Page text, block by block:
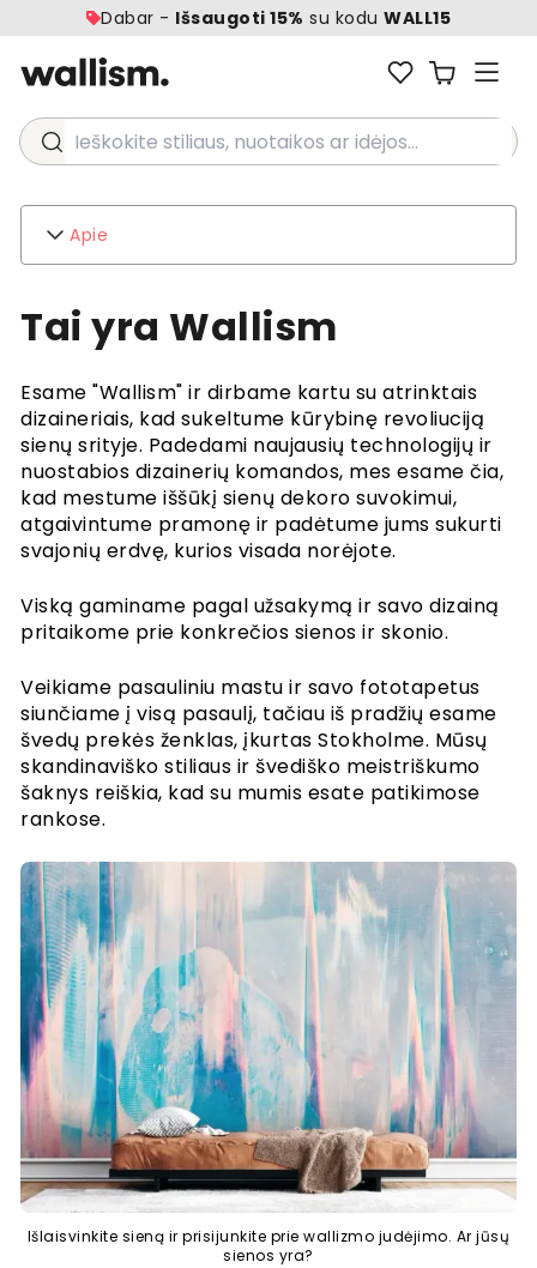
Dabar - Išsaugoti 15% su kodu WALL15
Ieškokite stiliaus, nuotaikos ar idėjos...
Apie
Apie
Susisiekite su
Aplinka
Verslo užklausos
Klientų aptarnavimas
DUK
Pristatymas
Grąžinimai ir kompensacijos
Taisyklės ir sąlygos
Privatumo politika
Tapetų straipsniai
Vadovai, kaip elgtis
Kaip pakabinti tapetus
Kaip įdiegti savaime klijuojamus
Kaip išmatuoti sieną
Sienų paruošimas
Tapetų įrankiai
Tai yra Wallism
Esame "Wallism" ir dirbame kartu su atrinktais
dizaineriais, kad sukeltume kūrybinę revoliuciją
sienų srityje. Padedami naujausių technologijų ir
nuostabios dizainerių komandos, mes esame čia,
kad mestume iššūkį sienų dekoro suvokimui,
atgaivintume pramonę ir padėtume jums sukurti
svajonių erdvę, kurios visada norėjote.
Viską gaminame pagal užsakymą ir savo dizainą
pritaikome prie konkrečios sienos ir skonio.
Veikiame pasauliniu mastu ir savo fototapetus
siunčiame į visą pasaulį, tačiau iš pradžių esame
švedų prekės ženklas, įkurtas Stokholme. Mūsų
skandinaviško stiliaus ir švediško meistriškumo
šaknys reiškia, kad su mumis esate patikimose
rankose.
Išlaisvinkite sieną ir prisijunkite prie wallizmo judėjimo. Ar jūsų
sienos yra?